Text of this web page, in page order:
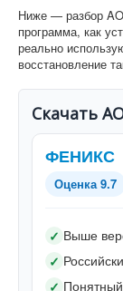
Ниже — разбор
программа, как
реально
восстановление
Скачать
ФЕНИКС
Оценка 9.7
✓ Выше
✓
✓